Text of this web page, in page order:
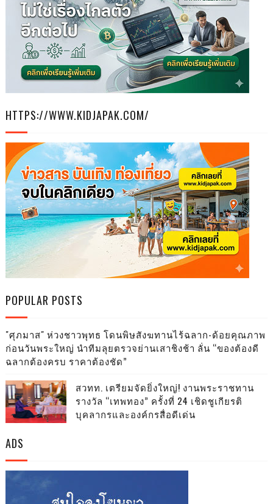
HTTPS://WWW.KIDJAPAK.COM/
POPULAR POSTS
"ศุภมาส" ห่วงชาวพุทธ โดนพิษสังฆทานไร้ฉลาก-ด้อยคุณภาพ
ก่อนวันพระใหญ่ นำทีมลุยตรวจย่านเสาชิงช้า ลั่น “ของต้องดี
ฉลากต้องครบ ราคาต้องชัด”
สวทท. เตรียมจัดยิ่งใหญ่! งานพระราชทาน
รางวัล “เทพทอง” ครั้งที่ 24 เชิดชูเกียรติ
บุคลากรและองค์กรสื่อดีเด่น
ADS